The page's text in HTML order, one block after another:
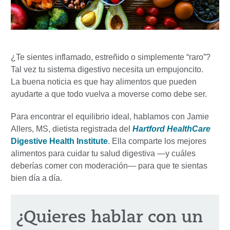
¿Te sientes inflamado, estreñido o simplemente “raro”?
Tal vez tu sistema digestivo necesita un empujoncito.
La buena noticia es que hay alimentos que pueden
ayudarte a que todo vuelva a moverse como debe ser.
Para encontrar el equilibrio ideal, hablamos con Jamie
Allers, MS, dietista registrada del Hartford HealthCare
Digestive Health Institute. Ella comparte los mejores
alimentos para cuidar tu salud digestiva —y cuáles
deberías comer con moderación— para que te sientas
bien día a día.
¿Quieres hablar con un